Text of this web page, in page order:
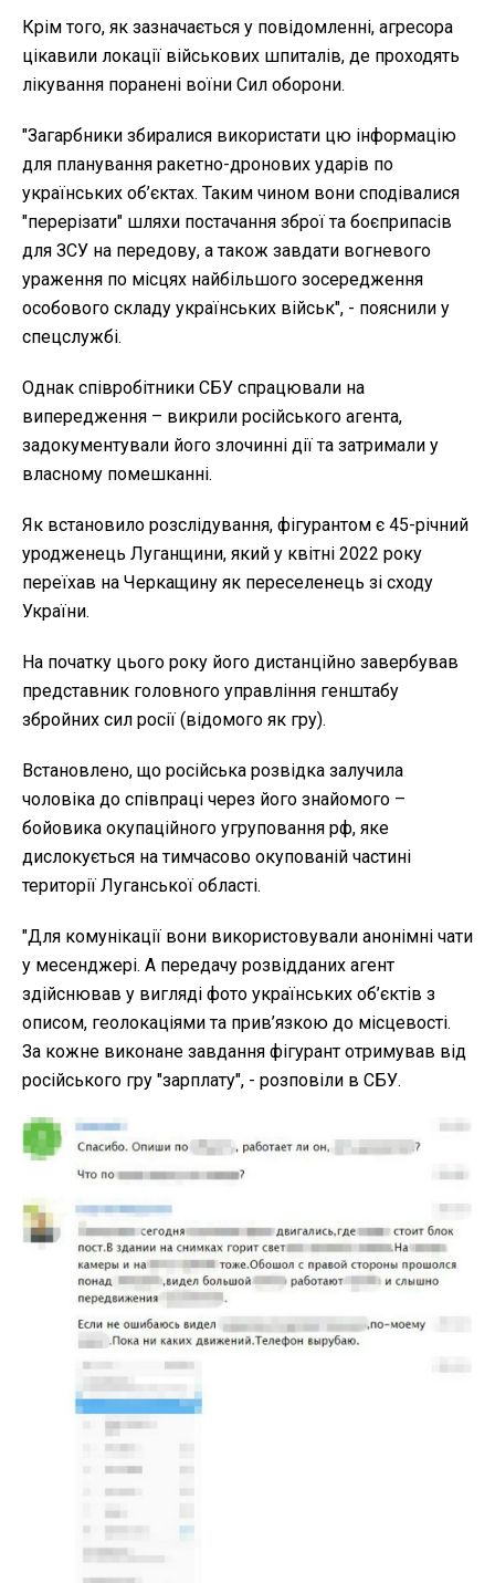
Крім того, як зазначається у повідомленні, агресора
цікавили локації військових шпиталів, де проходять
лікування поранені воїни Сил оборони.
"Загарбники збиралися використати цю інформацію
для планування ракетно-дронових ударів по
українських об’єктах. Таким чином вони сподівалися
"перерізати" шляхи постачання зброї та боєприпасів
для ЗСУ на передову, а також завдати вогневого
ураження по місцях найбільшого зосередження
особового складу українських військ", - пояснили у
спецслужбі.
Однак співробітники СБУ спрацювали на
випередження – викрили російського агента,
задокументували його злочинні дії та затримали у
власному помешканні.
Як встановило розслідування, фігурантом є 45-річний
уродженець Луганщини, який у квітні 2022 року
переїхав на Черкащину як переселенець зі сходу
України.
На початку цього року його дистанційно завербував
представник головного управління генштабу
збройних сил росії (відомого як гру).
Встановлено, що російська розвідка залучила
чоловіка до співпраці через його знайомого –
бойовика окупаційного угруповання рф, яке
дислокується на тимчасово окупованій частині
території Луганської області.
"Для комунікації вони використовували анонімні чати
у месенджері. А передачу розвідданих агент
здійснював у вигляді фото українських об’єктів з
описом, геолокаціями та прив’язкою до місцевості.
За кожне виконане завдання фігурант отримував від
російського гру "зарплату", - розповіли в СБУ.